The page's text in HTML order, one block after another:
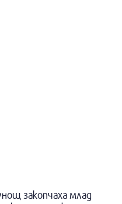
закопчаха млад